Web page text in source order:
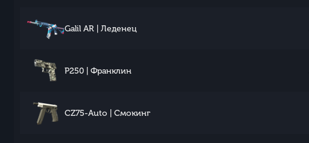
Galil AR | Леденец
P250 | Франклин
CZ75-Auto | Смокинг